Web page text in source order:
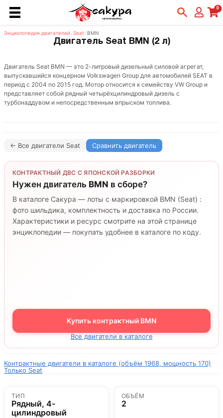
0
Энциклопедия двигателей/Seat / BMN
Двигатель Seat BMN (2 л)
Двигатель Seat BMN — это 2-литровый дизельный силовой агрегат,
выпускавшийся концерном Volkswagen Group для автомобилей SEAT в
период с 2004 по 2015 год. Мотор относится к семейству VW Group и
представляет собой рядный четырёхцилиндровый дизель с
турбонаддувом и непосредственным впрыском топлива.
← Все двигатели Seat Сравнить двигатель
КОНТРАКТНЫЙ ДВС С ЯПОНСКОЙ РАЗБОРКИ
Нужен двигатель BMN в сборе?
В каталоге Сакура — лоты с маркировкой BMN (Seat) :
фото шильдика, комплектность и доставка по России.
Характеристики и ресурс смотрите на этой странице
энциклопедии — покупать удобнее в каталоге по коду.
Купить контрактный BMN
Все двигатели в каталоге
Контрактные двигатели в каталоге (объём 1968, мощность 170)
Только Seat
ТИП
Рядный, 4-
цилиндровый
ОБЪЁМ
2